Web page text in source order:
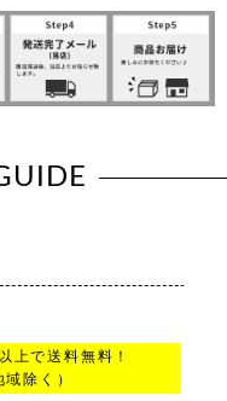
上で送料無料！
域除く）